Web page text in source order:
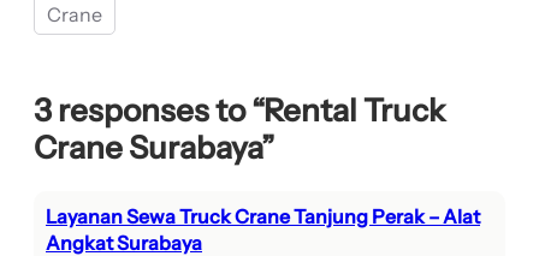
Crane
3 responses to “Rental Truck
Crane Surabaya”
Layanan Sewa Truck Crane Tanjung Perak – Alat
Angkat Surabaya